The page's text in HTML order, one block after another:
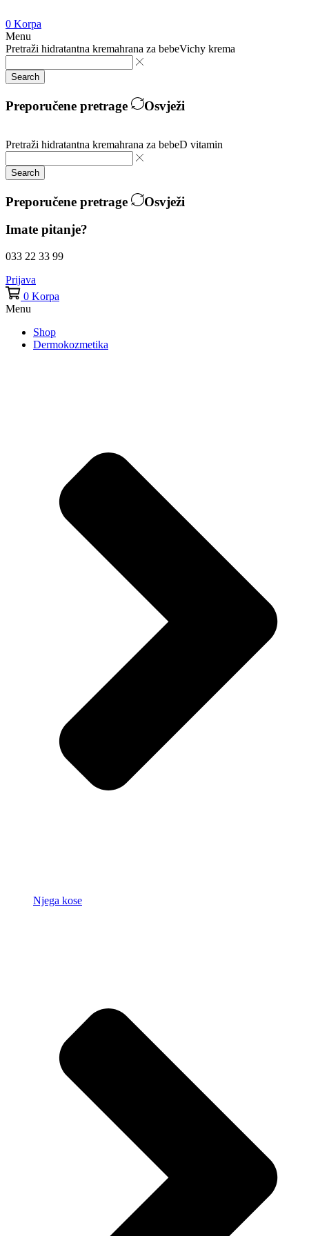
0 Korpa
Menu
Pretraži hidratantna kremahrana za bebeVichy krema
Search
Preporučene pretrage Osvježi
Pretraži hidratantna kremahrana za bebeD vitamin
Search
Preporučene pretrage
Osvježi
Imate pitanje?
033 22 33 99
Prijava
0 Korpa
Menu
Shop
Dermokozmetika
Njega kose